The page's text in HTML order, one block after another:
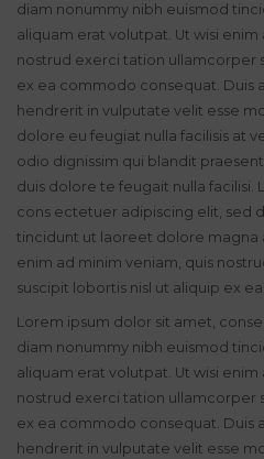
diam nonummy nibh euismod
aliquam erat volutpat. Ut wisi
nostrud exerci tation ullamcorper
ex ea commodo consequat. Duis
hendrerit in vulputate velit esse
dolore eu feugiat nulla facilisis at
odio dignissim qui blandit
duis dolore te feugait nulla facilisi.
cons ectetuer adipiscing elit, sed
tincidunt ut laoreet dolore magna
enim ad minim veniam, quis
suscipit lobortis nisl ut aliquip ex
Lorem ipsum dolor sit amet,
diam nonummy nibh euismod
aliquam erat volutpat. Ut wisi
nostrud exerci tation ullamcorper
ex ea commodo consequat. Duis
hendrerit in vulputate velit esse